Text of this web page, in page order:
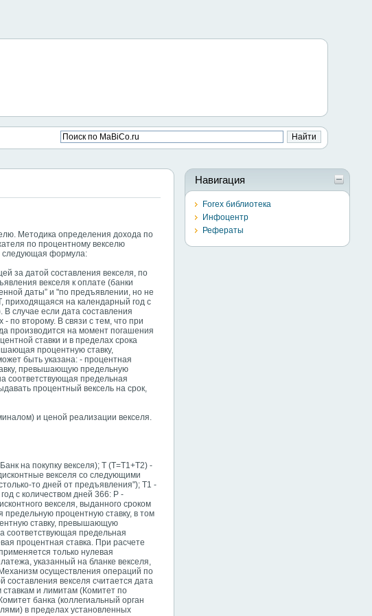
Методика определения дохода по
по процентному векселю
следующая формула:
за датой составления векселя, по
векселя к оплате (банки
даты” и "по предъявлении, но не
приходящаяся на календарный год с
В случае если дата составления
- по второму. В связи с тем, что при
производится на момент погашения
ставки и в пределах срока
процентную ставку,
быть указана: - процентная
превышающую предельную
соответствующая предельная
процентный вексель на срок,
и ценой реализации векселя.
на покупку векселя); Т (Т=Т1+Т2) -
векселя со следующими
то дней от предъявления"); Т1 -
с количеством дней 366: Р -
векселя, выданного сроком
процентную ставку, в том
ставку, превышающую
соответствующая предельная
процентная ставка. При расчете
только нулевая
указанный на бланке векселя,
осуществления операций по
векселя считается дата
и лимитам (Комитет по
банка (коллегиальный орган
в пределах установленных
Навигация
Forex библиотека
Инфоцентр
Рефераты